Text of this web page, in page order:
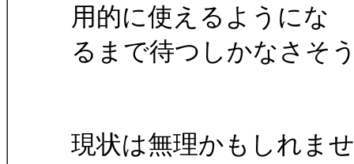
用的に使えるようにな
るまで待つしかなさそ
現状は無理かもしれま